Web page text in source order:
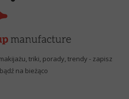
triki, porady, trendy - zapisz
na bieżąco